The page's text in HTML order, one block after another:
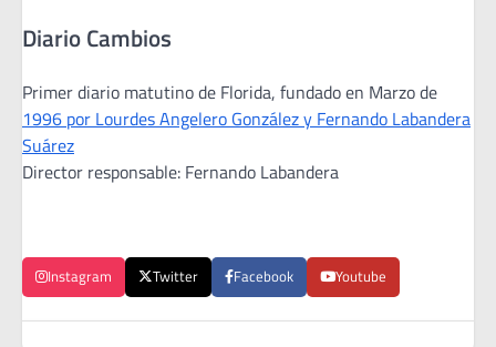
Diario Cambios
Primer diario matutino de Florida, fundado en Marzo de
1996 por Lourdes Angelero González y Fernando Labandera
Suárez
Director responsable: Fernando Labandera
Instagram Twitter Facebook Youtube